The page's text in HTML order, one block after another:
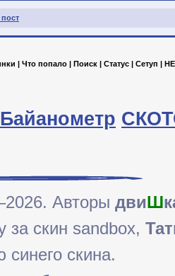
Что попало Поиск Статус Сетуп
Байанометр
Авторы двиШ
за скин sandbox,
синего скина.